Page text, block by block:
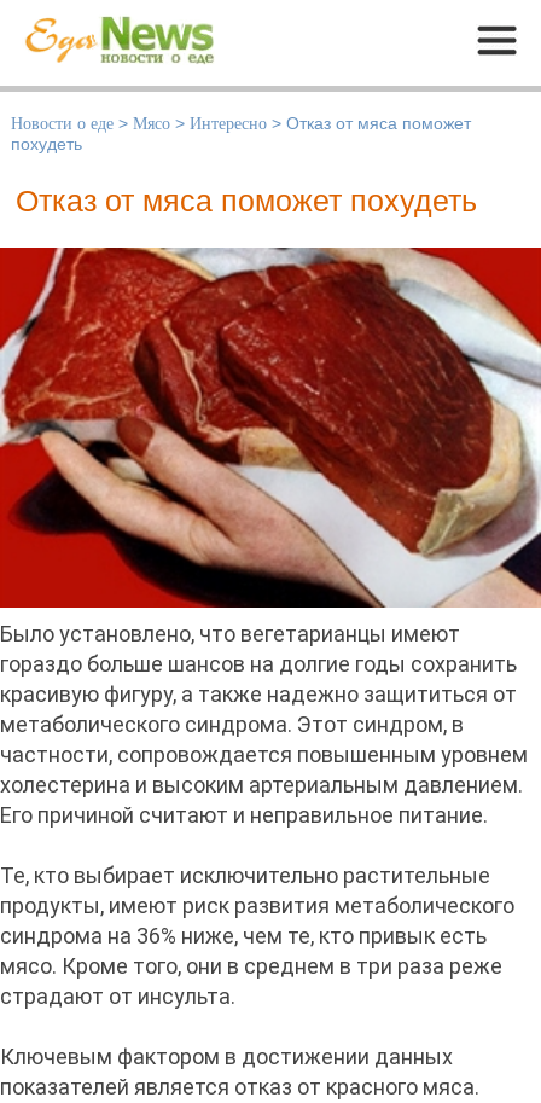
Меню
Новости о еде > Мясо > Интересно > Отказ от мяса поможет
похудеть
Отказ от мяса поможет похудеть
Было установлено, что вегетарианцы имеют
гораздо больше шансов на долгие годы сохранить
красивую фигуру, а также надежно защититься от
метаболического синдрома. Этот синдром, в
частности, сопровождается повышенным уровнем
холестерина и высоким артериальным давлением.
Его причиной считают и неправильное питание.
Те, кто выбирает исключительно растительные
продукты, имеют риск развития метаболического
синдрома на 36% ниже, чем те, кто привык есть
мясо. Кроме того, они в среднем в три раза реже
страдают от инсульта.
Ключевым фактором в достижении данных
показателей является отказ от красного мяса.